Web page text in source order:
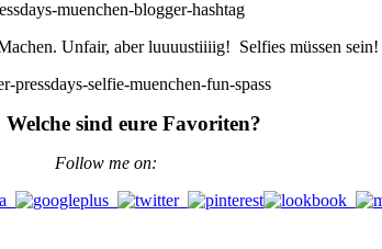
Unfair, aber luuuustiiiig! Selfies müssen
sind eure Favoriten?
Follow me on: